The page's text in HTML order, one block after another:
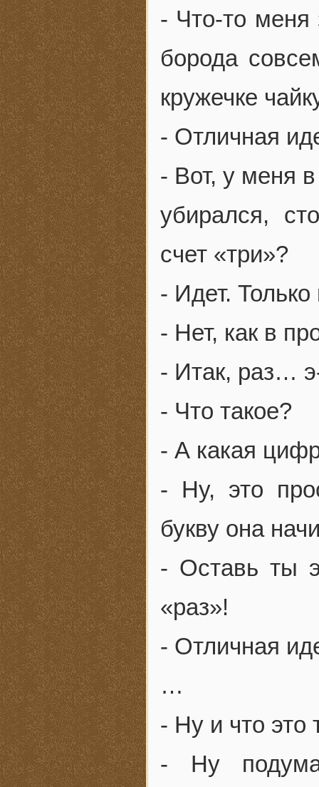
- Что-то меня
борода
кружечке
- Отличная
- Вот, у меня
убирался,
счет «три»?
- Идет.
- Нет, как в
- Итак, раз…
- Что такое?
- А какая
- Ну, это
букву она
- Оставь ты
«раз»!
- Отличная
…
- Ну и что это
- Ну